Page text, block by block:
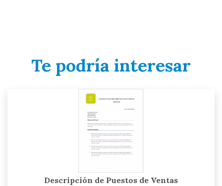
Te podría interesar
Descripción de Puestos de Ventas